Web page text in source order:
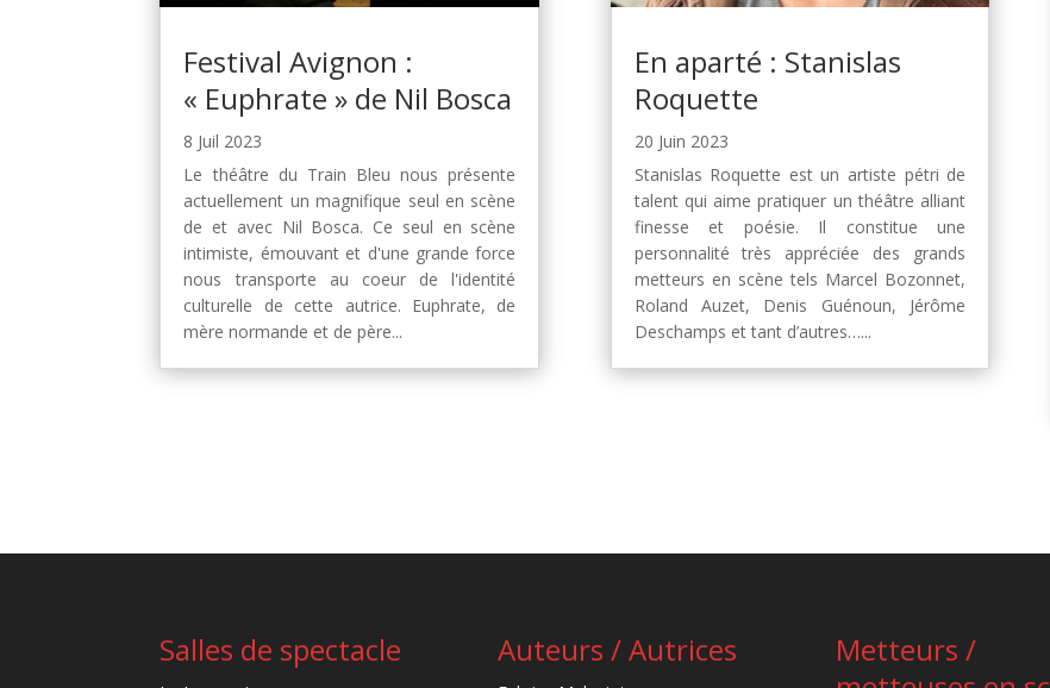
Festival Avignon :
« Euphrate » de Nil Bosca
8 Juil 2023
Le théâtre du Train Bleu nous présente
actuellement un magnifique seul en scène
de et avec Nil Bosca. Ce seul en scène
intimiste, émouvant et d'une grande force
nous transporte au coeur de l'identité
culturelle de cette autrice. Euphrate, de
mère normande et de père...
En aparté : Stanislas
Roquette
20 Juin 2023
Stanislas Roquette est un artiste pétri de
talent qui aime pratiquer un théâtre alliant
finesse et poésie. Il constitue une
personnalité très appréciée des grands
metteurs en scène tels Marcel Bozonnet,
Roland Auzet, Denis Guénoun, Jérôme
Deschamps et tant d’autres…...
Salles de spectacle Auteurs / Autrices
Metteurs /